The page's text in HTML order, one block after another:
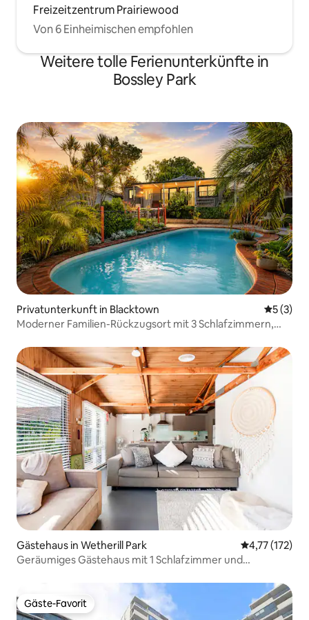
Freizeitzentrum Prairiewood
Von 6 Einheimischen empfohlen
Weitere tolle Ferienunterkünfte in
Bossley Park
Privatunterkunft in Blacktown
5 (3)
Moderner Familien-Rückzugsort mit 3 Schlafzimmern,
Gästehaus in Wetherill Park
4,77 (172)
Geräumiges Gästehaus mit 1 Schlafzimmer und
Gäste-Favorit
Gäste-Favorit